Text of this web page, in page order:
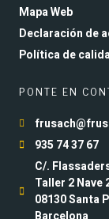
Mapa Web
Declaración de
Política de
PONTE EN
935 74 37 67
C/.
Taller 2 Nave
08130 Santa